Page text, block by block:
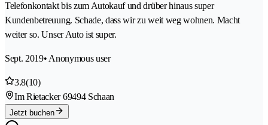
Telefonkontakt bis zum Autokauf und drüber hinaus super
Kundenbetreuung. Schade, dass wir zu weit weg wohnen. Macht
weiter so. Unser Auto ist super.
Sept. 2019• Anonymous user
3.8(10)
Im Rietacker 69494 Schaan
Jetzt buchen